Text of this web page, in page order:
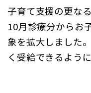
子育て支援の更な
10月診療分からお
象を拡大しました
く受給できるよう